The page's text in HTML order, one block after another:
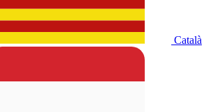
Català